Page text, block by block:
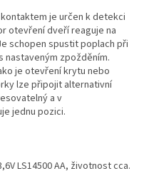
je určen k detekci
otevření dveří reaguje na
schopen spustit poplach při
nastaveným zpožděním.
je otevření krytu nebo
lze připojit alternativní
a v
jednu pozici.
LS14500 AA, životnost cca.